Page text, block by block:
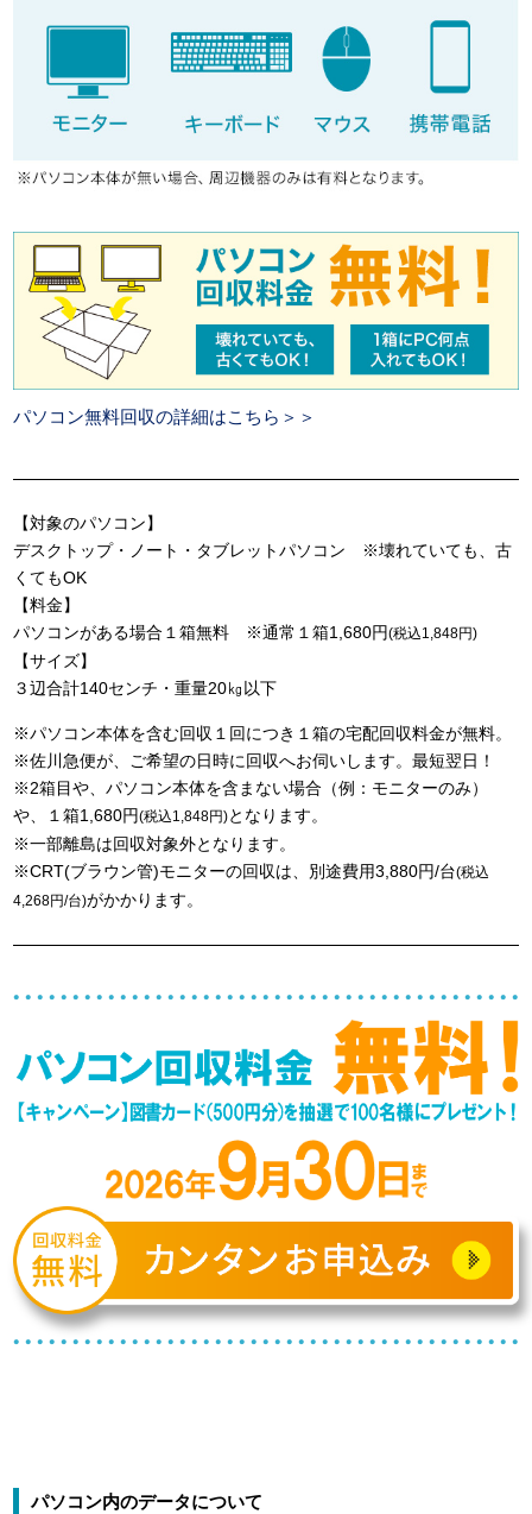
パソコン無料回収の詳細はこちら＞＞
【対象のパソコン】
デスクトップ・ノート・タブレットパソコン ※壊れていても、古
くてもOK
【料金】
パソコンがある場合１箱無料 ※通常１箱1,680円(税込1,848円)
【サイズ】
３辺合計140センチ・重量20㎏以下
※パソコン本体を含む回収１回につき１箱の宅配回収料金が無料。
※佐川急便が、ご希望の日時に回収へお伺いします。最短翌日！
※2箱目や、パソコン本体を含まない場合（例：モニターのみ）
や、１箱1,680円(税込1,848円)となります。
※一部離島は回収対象外となります。
※CRT(ブラウン管)モニターの回収は、別途費用3,880円/台(税込
4,268円/台)がかかります。
パソコン内のデータについて